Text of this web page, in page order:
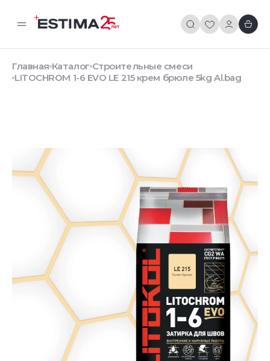
Главная Каталог Строительные смеси
LITOCHROM 1-6 EVO LE 215 крем брюле 5kg Al.bag